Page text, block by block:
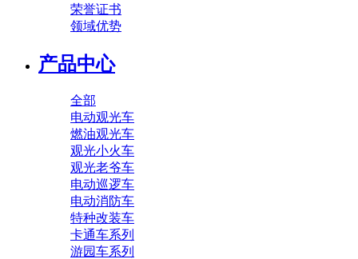
荣誉证书
领域优势
产品中心
全部
电动观光车
燃油观光车
观光小火车
观光老爷车
电动巡逻车
电动消防车
特种改装车
卡通车系列
游园车系列